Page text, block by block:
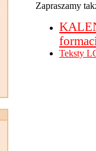
Zapraszamy
Teksty